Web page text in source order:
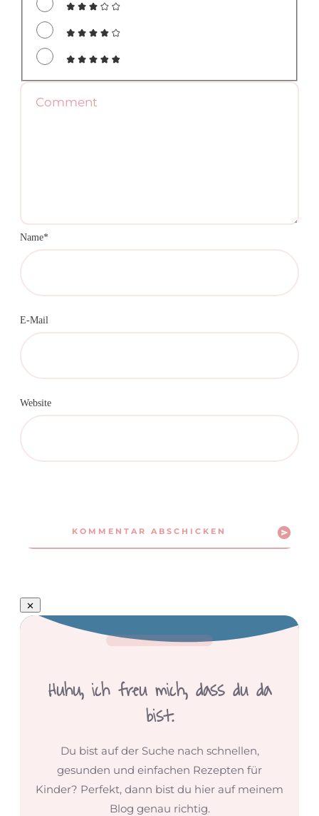
Name*
E-Mail
Website
KOMMENTAR ABSCHICKEN
Huhu,ich freu mich, dass du da
bist.
Du bist auf der Suche nach schnellen,
gesunden und einfachen Rezepten für
Kinder? Perfekt, dann bist du hier auf meinem
Blog genau richtig.